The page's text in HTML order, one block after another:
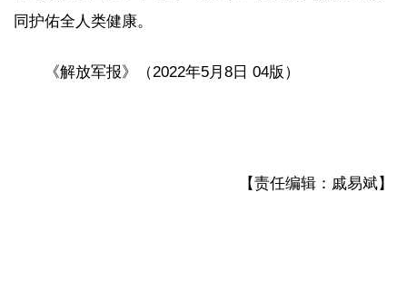
同护佑全人类健康。
《解放军报》（2022年5月8日 04版）
【责任编辑：戚易斌】